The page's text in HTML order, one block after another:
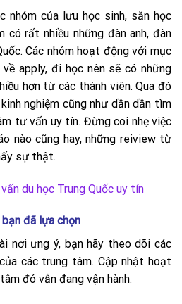
nhóm của lưu học sinh, săn học
có rất nhiều những đàn anh, đàn
Các nhóm hoạt động với mục
apply, đi học nên sẽ có những
hơn từ các thành viên. Qua đó
nghiệm cũng như dần dần tìm
tư vấn uy tín. Đừng coi nhẹ việc
nào cũng hay, những reiview từ
sự thật.
du học Trung Quốc uy tín
đã lựa chọn
nơi ưng ý, bạn hãy theo dõi các
các trung tâm. Cập nhật hoạt
đó vẫn đang vận hành.